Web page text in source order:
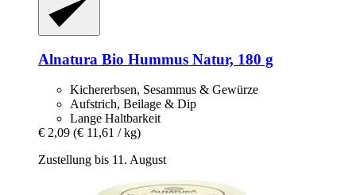
Alnatura Bio Hummus Natur, 180 g
Kichererbsen, Sesammus & Gewürze
Aufstrich, Beilage & Dip
Lange Haltbarkeit
€ 2,09 (€ 11,61 / kg)
Zustellung bis 11. August